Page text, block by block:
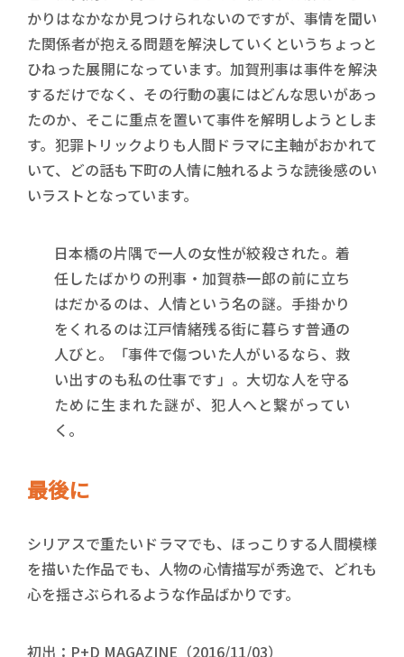
かりはなかなか見つけられないのですが、事情を聞い
た関係者が抱える問題を解決していくというちょっと
ひねった展開になっています。加賀刑事は事件を解決
するだけでなく、その行動の裏にはどんな思いがあっ
たのか、そこに重点を置いて事件を解明しようとしま
す。犯罪トリックよりも人間ドラマに主軸がおかれて
いて、どの話も下町の人情に触れるような読後感のい
いラストとなっています。
日本橋の片隅で一人の女性が絞殺された。着
任したばかりの刑事・加賀恭一郎の前に立ち
はだかるのは、人情という名の謎。手掛かり
をくれるのは江戸情緒残る街に暮らす普通の
人びと。「事件で傷ついた人がいるなら、救
い出すのも私の仕事です」。大切な人を守る
ために生まれた謎が、犯人へと繋がってい
く。
最後に
シリアスで重たいドラマでも、ほっこりする人間模様
を描いた作品でも、人物の心情描写が秀逸で、どれも
心を揺さぶられるような作品ばかりです。
初出：P+D MAGAZINE（2016/11/03）